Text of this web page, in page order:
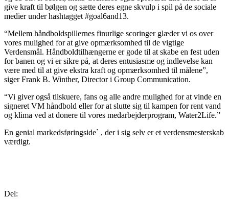
give kraft til bølgen og sætte deres egne skvulp i spil på de sociale
medier under hashtagget #goal6and13.
“Mellem håndboldspillernes finurlige scoringer glæder vi os over
vores mulighed for at give opmærksomhed til de vigtige
Verdensmål. Håndboldtilhængerne er gode til at skabe en fest uden
for banen og vi er sikre på, at deres entusiasme og indlevelse kan
være med til at give ekstra kraft og opmærksomhed til målene”,
siger Frank B. Winther, Director i Group Communication.
“Vi giver også tilskuere, fans og alle andre mulighed for at vinde en
signeret VM håndbold eller for at slutte sig til kampen for rent vand
og klima ved at donere til vores medarbejderprogram, Water2Life.”
En genial markedsføringside` , der i sig selv er et verdensmesterskab
værdigt.
Del: